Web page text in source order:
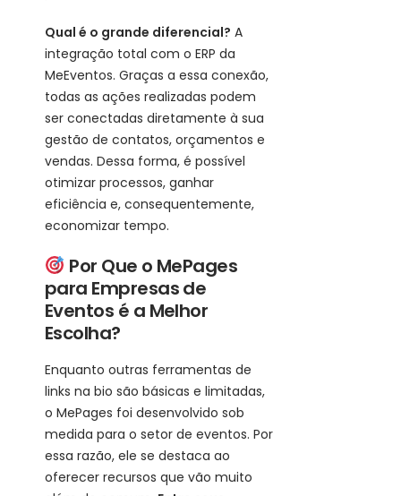
Qual é o grande diferencial? A
integração total com o ERP da
MeEventos. Graças a essa conexão,
todas as ações realizadas podem
ser conectadas diretamente à sua
gestão de contatos, orçamentos e
vendas. Dessa forma, é possível
otimizar processos, ganhar
eficiência e, consequentemente,
economizar tempo.
Por Que o MePages
para Empresas de
Eventos é a Melhor
Escolha?
Enquanto outras ferramentas de
links na bio são básicas e limitadas,
o MePages foi desenvolvido sob
medida para o setor de eventos. Por
essa razão, ele se destaca ao
oferecer recursos que vão muito